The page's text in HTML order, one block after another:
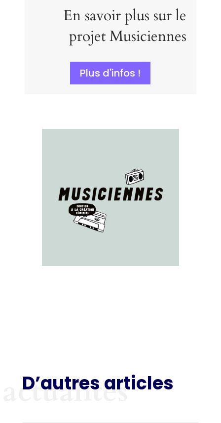
En savoir plus sur le
projet Musiciennes
Plus d'infos !
D’autres articles
actualités